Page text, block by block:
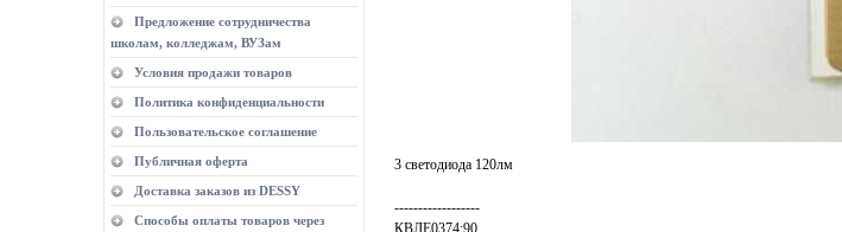
Предложение сотрудничества
школам, колледжам, ВУЗам
Условия продажи товаров
Политика конфиденциальности
Пользовательское соглашение
Публичная оферта
Доставка заказов из DESSY
Способы оплаты товаров через
3 светодиода 120лм
------------------
КВЛЕ0374:90